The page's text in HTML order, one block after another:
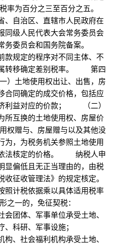
百分之三至百分之五。
自治区、直辖市人民政府在
同级人民代表大会常务委员会
务委员会和国务院备案。
款规定的程序对不同主体、不
属转移确定差别税率。 第四
土地使用权出让、出售，房
合同确定的成交价格，包括应
利益对应的价款； （二）
所互换的土地使用权、房屋价
赠与、房屋赠与以及其他没
为，为税务机关参照土地使用
依法核定的价格。 纳税人申
显偏低且无正当理由的，由税
征收管理法》的规定核定。
计税依据乘以具体适用税率
之一的，免征契税：
会团体、军事单位承受土地、
疗、科研、军事设施；
构、社会福利机构承受土地、